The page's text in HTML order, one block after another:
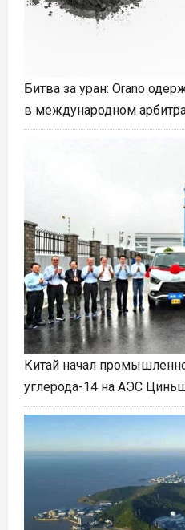
Битва за уран: Orano
в международном
Китай начал
углерода-14 на АЭС